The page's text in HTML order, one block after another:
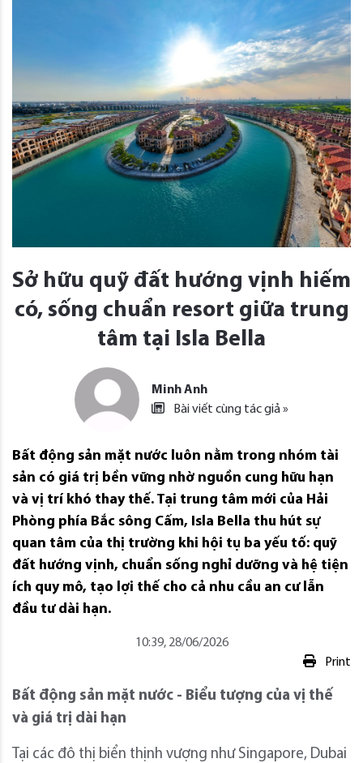
Sở hữu quỹ đất hướng vịnh hiếm
có, sống chuẩn resort giữa trung
tâm tại Isla Bella
Minh Anh
Bài viết cùng tác giả »
Bất động sản mặt nước luôn nằm trong nhóm tài
sản có giá trị bền vững nhờ nguồn cung hữu hạn
và vị trí khó thay thế. Tại trung tâm mới của Hải
Phòng phía Bắc sông Cấm, Isla Bella thu hút sự
quan tâm của thị trường khi hội tụ ba yếu tố: quỹ
đất hướng vịnh, chuẩn sống nghỉ dưỡng và hệ tiện
ích quy mô, tạo lợi thế cho cả nhu cầu an cư lẫn
đầu tư dài hạn.
10:39, 28/06/2026
Print
Bất động sản mặt nước - Biểu tượng của vị thế
và giá trị dài hạn
Tại các đô thị biển thịnh vượng như Singapore, Dubai